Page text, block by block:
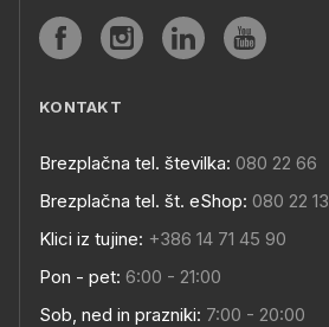
KONTAKT
Brezplačna tel. številka: 080 22 66
Brezplačna tel. št. eShop: 080 22 13
Klici iz tujine: +386 14 71 45 90
Pon - pet: 6:00 - 21:00
Sob, ned in prazniki: 7:00 - 20:00